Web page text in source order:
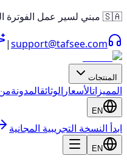
🇸🇦 مبني لسير عمل الفوترة السعودية · دعم كامل للعربية
support@tafsee.com
|
المنتجات
المميزاتالأسعار الوثائقالمدونة
EN
ابدأ النسخة التجريبية المجانية
EN